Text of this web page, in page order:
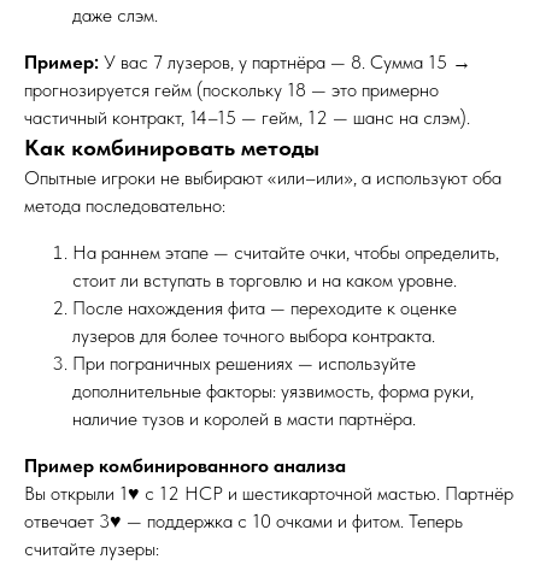
даже слэм.
Пример: У вас 7 лузеров, у партнёра — 8. Сумма 15 →
прогнозируется гейм (поскольку 18 — это примерно
частичный контракт, 14–15 — гейм, 12 — шанс на слэм).
Как комбинировать методы
Опытные игроки не выбирают «или–или», а используют оба
метода последовательно:
На раннем этапе — считайте очки, чтобы определить,
стоит ли вступать в торговлю и на каком уровне.
После нахождения фита — переходите к оценке
лузеров для более точного выбора контракта.
При пограничных решениях — используйте
дополнительные факторы: уязвимость, форма руки,
наличие тузов и королей в масти партнёра.
Пример комбинированного анализа
Вы открыли 1♥ с 12 HCP и шестикарточной мастью. Партнёр
отвечает 3♥ — поддержка с 10 очками и фитом. Теперь
считайте лузеры: